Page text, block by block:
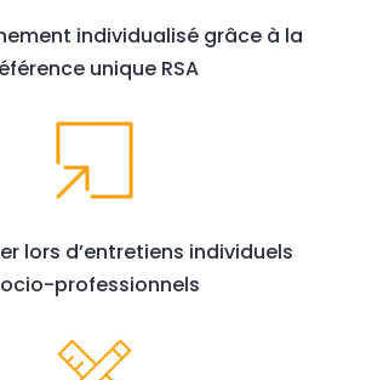
individualisé grâce à la
unique RSA
lors d’entretiens individuels
professionnels